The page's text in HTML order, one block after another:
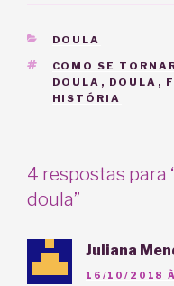
CATEGORIAS
DOULA
TAGS
COMO SE
DOULA , DOULA ,
HISTÓRIA
4 respostas para
doula”
Juliana
16/10/2018